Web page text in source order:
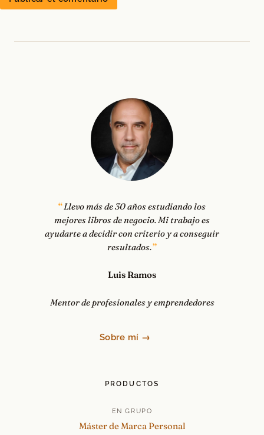
Llevo más de 30 años estudiando los
mejores libros de negocio. Mi trabajo es
ayudarte a decidir con criterio y a conseguir
resultados.
Luis Ramos
Mentor de profesionales y emprendedores
Sobre mí →
PRODUCTOS
EN GRUPO
Máster de Marca Personal